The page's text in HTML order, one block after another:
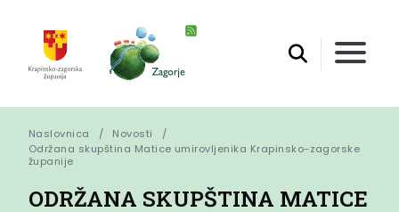
Naslovnica
Novosti
Održana skupština Matice umirovljenika Krapinsko-zagorske
županije
ODRŽANA SKUPŠTINA MATICE